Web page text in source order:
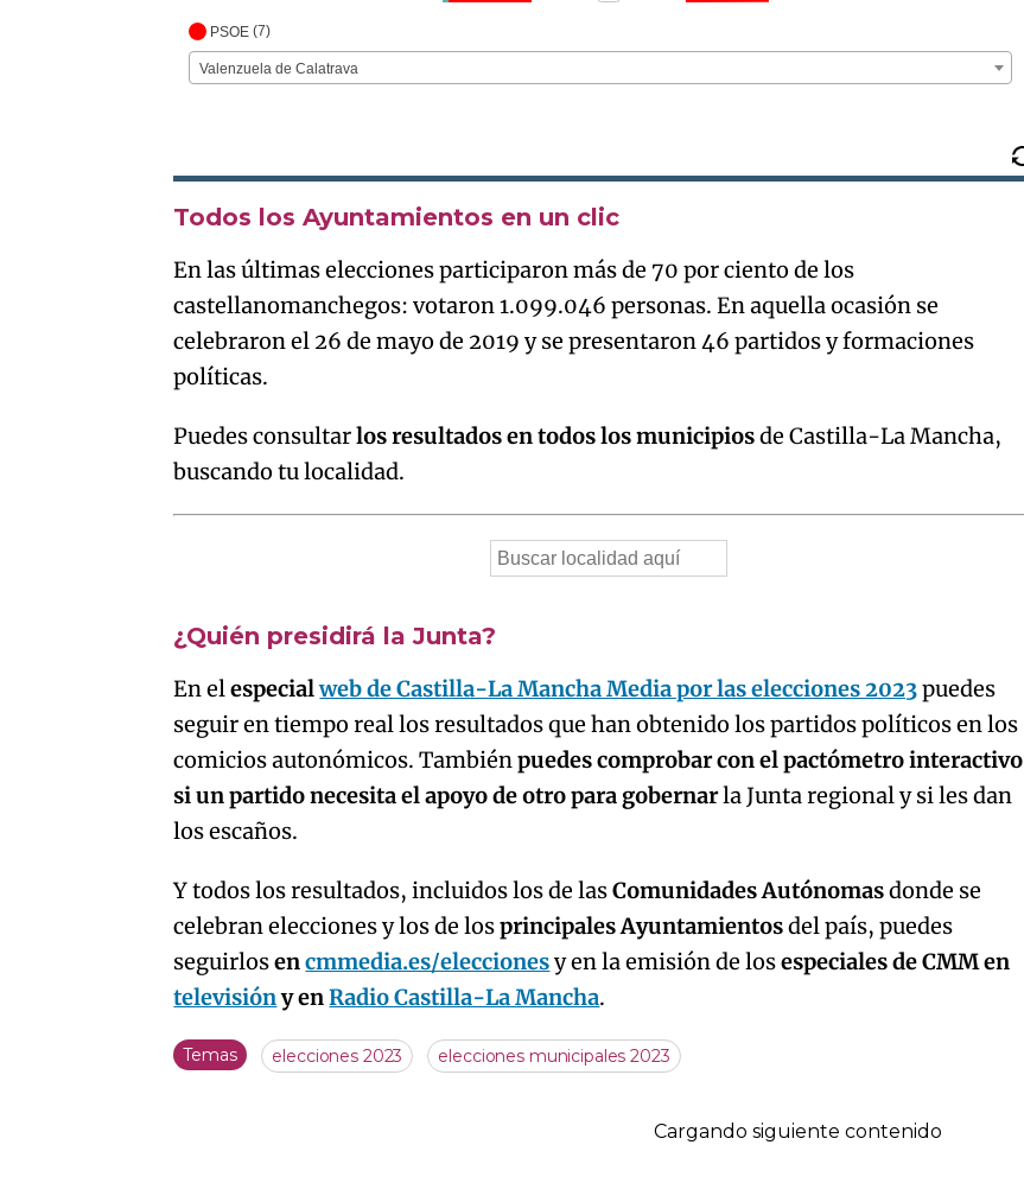
PSOE (7)
Valenzuela de Calatrava
Todos los Ayuntamientos en un clic
En las últimas elecciones participaron más de 70 por ciento de los
castellanomanchegos: votaron 1.099.046 personas. En aquella ocasión se
celebraron el 26 de mayo de 2019 y se presentaron 46 partidos y formaciones
políticas.
Puedes consultarlos resultados en todos los municipiosde Castilla-La Mancha,
buscando tu localidad.
¿Quién presidirá la Junta?
En elespecialweb de Castilla-La Mancha Media por las elecciones 2023puedes
seguir en tiempo real los resultados que han obtenido los partidos políticos en los
comicios autonómicos. Tambiénpuedes comprobar con el pactómetro interactivo
si un partido necesita el apoyo de otro para gobernarla Junta regional y si les dan
los escaños.
Y todos los resultados, incluidos los de lasComunidades Autónomasdonde se
celebran elecciones y los de losprincipales Ayuntamientosdel país, puedes
seguirlosencmmedia.es/eleccionesy en la emisión de losespeciales de CMM en
televisióny enRadio Castilla-La Mancha.
Temas elecciones 2023 elecciones municipales 2023
Cargando siguiente contenido